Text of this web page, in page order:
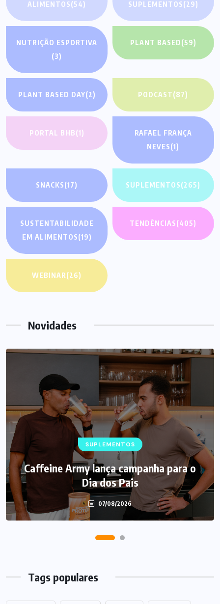
ALIMENTOS(54) SUPLEMENTOS(29)
NUTRIÇÃO ESPORTIVA
(3)
PLANT BASED(59)
PLANT BASED DAY(2) PODCAST(87)
PORTAL BHB(1)
RAFAEL FRANÇA
NEVES(1)
SNACKS(17) SUPLEMENTOS(265)
SUSTENTABILIDADE
EM ALIMENTOS(19)
TENDÊNCIAS(405)
WEBINAR(26)
Novidades
SUPLEMENTOS
Caffeine Army lança campanha para o
Dia dos Pais
07/08/2026
NEGÓCIOS TENDÊNCIAS
Mercado de marmitas atrai Seara, iFood
e grandes empresas
07/08/2026
Tags populares